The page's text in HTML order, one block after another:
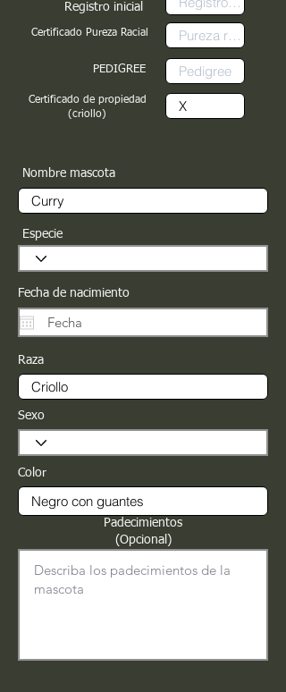
Registro inicial
Certificado Pureza Racial
PEDIGREE
Certificado de propiedad
(criollo)
Nombre mascota
Especie
Fecha de nacimiento
Raza
Sexo
Color
Padecimientos
(Opcional)